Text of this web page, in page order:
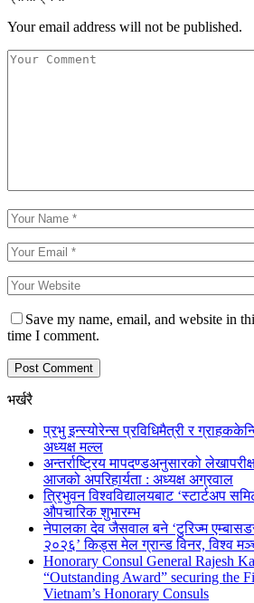
Your email address will not be published.
Save my name, email, and website in
time I comment.
भर्खरै
प्रभु इन्स्योरेन्स प्रविधिमैत्री र
अध्यक्ष मल्ल
अन्तर्राष्ट्रिय मापदण्डअनुसारको
आजको अपरिहार्यता : अध्यक्ष अग्रवाल
त्रिभुवन विश्वविद्यालयबाट ‘स्टार्टअप
औपचारिक शुभारम्भ
नेपालका देव जैसवाल बने ‘टुरिज्म
२०२६’ किड्स मेल ग्रान्ड विनर, विश्व
Honorary Consul General Rajesh
“Outstanding Award” securing the
Vietnam’s Honorary Consuls